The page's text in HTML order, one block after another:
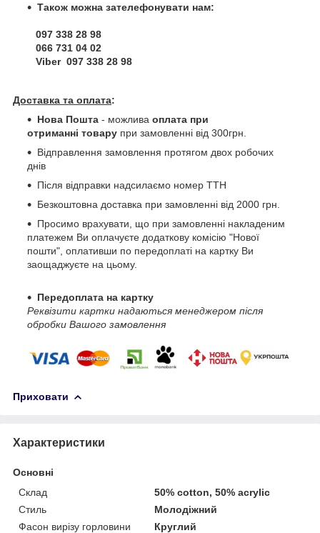
Також можна зателефонувати нам:
097 338 28 98
066 731 04 02
Viber 097 338 28 98
Доставка та оплата:
Нова Пошта - можлива оплата при
отриманні товару при замовленні від 300грн.
Відправлення замовлення протягом двох робочих
днів
Після відправки надсилаємо номер ТТН
Безкоштовна доставка при замовленні від 2000 грн.
Просимо врахувати, що при замовленні накладеним
платежем Ви оплачуєте додаткову комісію "Нової
пошти", оплативши по передоплаті на картку Ви
заощаджуєте на цьому.
Передоплата на картку
Реквізити картки надаються менеджером після
обробки Вашого замовлення
Приховати
Характеристики
Основні
Склад
50% cotton, 50% acrylic
Стиль
Молодіжний
Фасон вирізу горловини
Круглий